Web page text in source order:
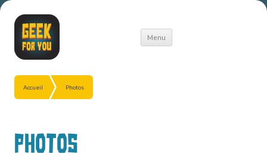
Menu
Aller
Accueil Photos
Photos